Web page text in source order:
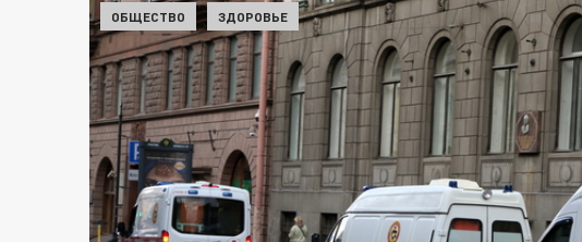
ОБЩЕСТВО ЗДОРОВЬЕ